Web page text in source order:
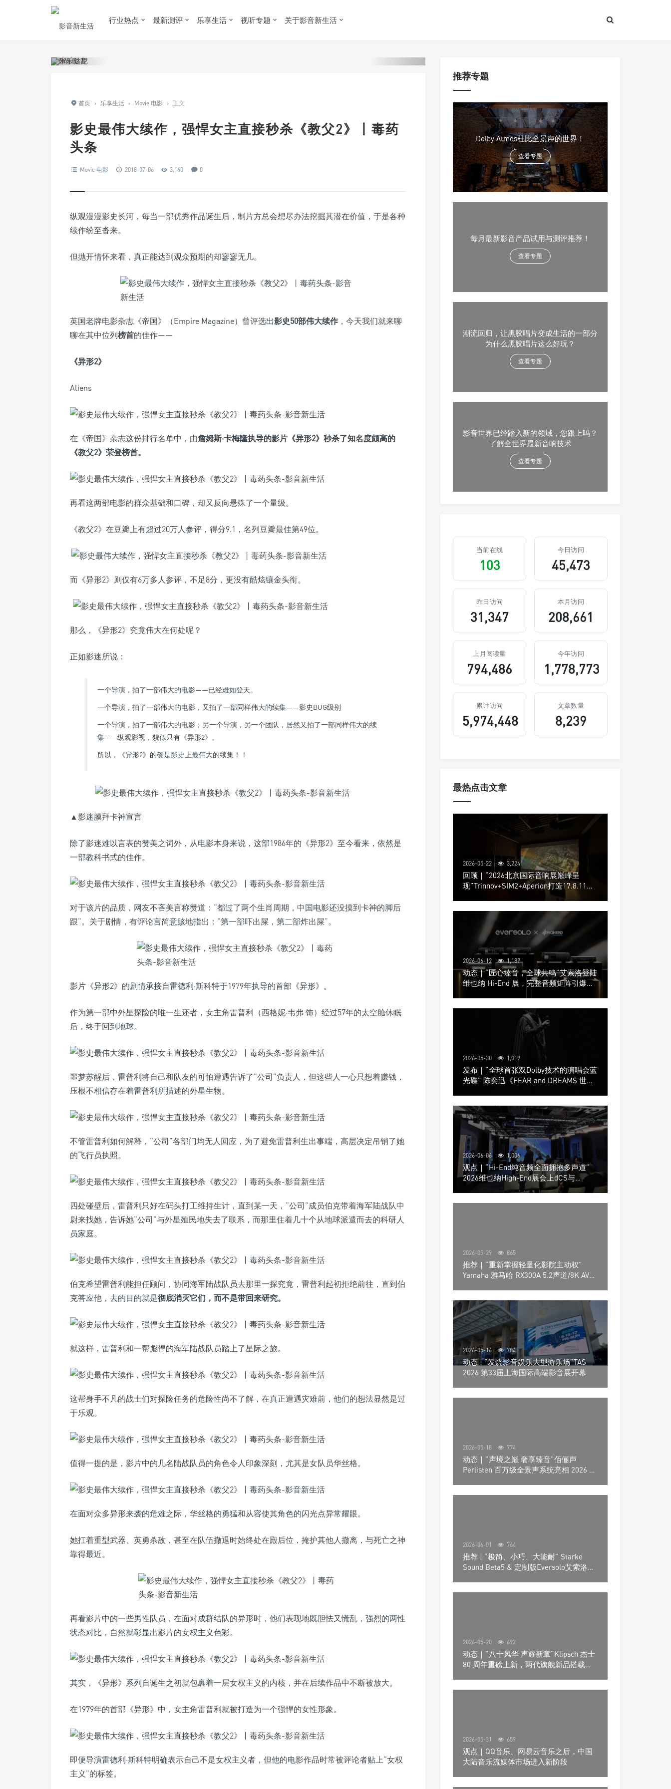
行业热点 最新测评 乐享生活 视听专题 关于影音新生活
首页 › 乐享生活 › Movie 电影 › 正文
影史最伟大续作，强悍女主直接秒杀《教父2》丨毒药
头条
Movie 电影 2018-07-06 3,140 0
纵观漫漫影史长河，每当一部优秀作品诞生后，制片方总会想尽办法挖掘其潜在价值，于是各种
续作纷至沓来。
但抛开情怀来看，真正能达到观众预期的却寥寥无几。
英国老牌电影杂志《帝国》（Empire Magazine）曾评选出影史50部伟大续作 ，今天我们就来聊
聊在其中位列榜首的佳作——
《异形2》
Aliens
在《帝国》杂志这份排行名单中，由詹姆斯·卡梅隆执导的影片《异形2》秒杀了知名度颇高的
《教父2》荣登榜首。
再看这两部电影的群众基础和口碑，却又反向悬殊了一个量级。
《教父2》在豆瓣上有超过20万人参评，得分9.1，名列豆瓣最佳第49位。
而《异形2》则仅有6万多人参评，不足8分，更没有酷炫镶金头衔。
那么，《异形2》究竟伟大在何处呢？
正如影迷所说：
一个导演，拍了一部伟大的电影——已经难如登天。
一个导演，拍了一部伟大的电影，又拍了一部同样伟大的续集——影史BUG级别
一个导演，拍了一部伟大的电影；另一个导演，另一个团队，居然又拍了一部同样伟大的续
集——纵观影视，貌似只有《异形2》。
所以，《异形2》的确是影史上最伟大的续集！！
▲影迷膜拜卡神宣言
除了影迷难以言表的赞美之词外，从电影本身来说，这部1986年的《异形2》至今看来，依然是
一部教科书式的佳作。
对于该片的品质，网友不吝美言称赞道：“都过了两个生肖周期，中国电影还没摸到卡神的脚后
跟”。关于剧情，有评论言简意赅地指出：“第一部吓出屎，第二部炸出屎”。
影片《异形2》的剧情承接自雷德利·斯科特于1979年执导的首部《异形》。
作为第一部中外星探险的唯一生还者，女主角雷普利（西格妮·韦弗 饰）经过57年的太空舱休眠
后，终于回到地球。
噩梦苏醒后，雷普利将自己和队友的可怕遭遇告诉了“公司”负责人，但这些人一心只想着赚钱，
压根不相信存在着雷普利所描述的外星生物。
不管雷普利如何解释，“公司”各部门均无人回应，为了避免雷普利生出事端，高层决定吊销了她
的飞行员执照。
四处碰壁后，雷普利只好在码头打工维持生计，直到某一天，“公司”成员伯克带着海军陆战队中
尉来找她，告诉她“公司”与外星殖民地失去了联系，而那里住着几十个从地球派遣而去的科研人
员家庭。
伯克希望雷普利能担任顾问，协同海军陆战队员去那里一探究竟，雷普利起初拒绝前往，直到伯
克答应他，去的目的就是彻底消灭它们，而不是带回来研究。
就这样，雷普利和一帮彪悍的海军陆战队员踏上了星际之旅。
这帮身手不凡的战士们对探险任务的危险性尚不了解，在真正遭遇灾难前，他们的想法显然是过
于乐观。
值得一提的是，影片中的几名陆战队员的角色令人印象深刻，尤其是女队员华丝格。
在面对众多异形来袭的危难之际，华丝格的勇猛和从容使其角色的闪光点异常耀眼。
她扛着重型武器、英勇杀敌，甚至在队伍撤退时始终处在殿后位，掩护其他人撤离，与死亡之神
靠得最近。
再看影片中的一些男性队员，在面对成群结队的异形时，他们表现地既胆怯又慌乱，强烈的两性
状态对比，自然就彰显出影片的女权主义色彩。
其实，《异形》系列自诞生之初就包裹着一层女权主义的内核，并在后续作品中不断被放大。
在1979年的首部《异形》中，女主角雷普利就被打造为一个强悍的女性形象。
即便导演雷德利·斯科特明确表示自己不是女权主义者，但他的电影作品时常被评论者贴上“女权
主义”的标签。
推荐专题
Dolby Atmos杜比全景声的世界！
查看专题
每月最新影音产品试用与测评推荐！
查看专题
潮流回归，让黑胶唱片变成生活的一部分
为什么黑胶唱片这么好玩？
查看专题
影音世界已经踏入新的领域，您跟上吗？
了解全世界最新音响技术
查看专题
当前在线
103
今日访问
45,473
昨日访问
31,347
本月访问
208,661
上月阅读量
794,486
今年访问
1,778,773
累计访问
5,974,448
文章数量
8,239
最热点击文章
2026-05-22 3,224
回顾｜“2026北京国际音响展巅峰呈
现”Trinnov+SIM2+Aperion打造17.8.11声
2026-06-12 1,187
动态｜“匠心臻音，全球共鸣”艾索洛登陆
维也纳 Hi-End 展，完整音频矩阵引爆关
2026-05-30 1,019
发布｜“全球首张双Dolby技术的演唱会蓝
光碟” 陈奕迅《FEAR and DREAMS 世界
2026-06-06 1,006
观点｜“Hi-End纯音频全面拥抱多声道”
2026维也纳High-End展会上dCS与
Trinnov Audio搭建多声道演示系统
2026-05-29 865
推荐｜“重新掌握轻量化影院主动权”
Yamaha 雅马哈 RX300A 5.2声道/8K AV放
2026-05-16 784
动态 | “发烧影音娱乐大型游乐场”TAS
2026 第33届上海国际高端影音展开幕
2026-05-18 774
动态｜”声境之巅 奢享臻音”佰俪声
Perlisten 百万级全景声系统亮相 2026 北
2026-06-01 764
推荐 | “极简、小巧、大能耐” Starke
Sound Beta5 & 定制版Eversolo艾索洛
2026-05-20 692
动态｜”八十风华 声耀新章“Klipsch 杰士
80 周年重磅上新，两代旗舰新品搭载硬
2026-05-31 659
观点｜QQ音乐、网易云音乐之后，中国
大陆音乐流媒体市场进入新阶段